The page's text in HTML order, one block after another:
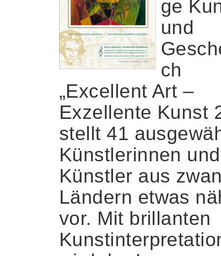
ge
und
ch
„Excellent Art –
Exzellente Kunst
stellt 41
Künstlerinnen und
Künstler aus
Ländern etwas
vor. Mit brillanten